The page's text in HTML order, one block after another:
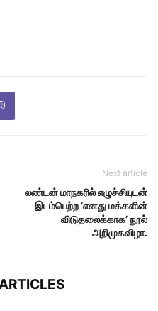
Next article
லண்டன் மாநகரில் எழுச்சியுடன்
இடம்பெற்ற ‘எனது மக்களின்
விடுதலைக்காக’ நூல்
அறிமுகவிழா.